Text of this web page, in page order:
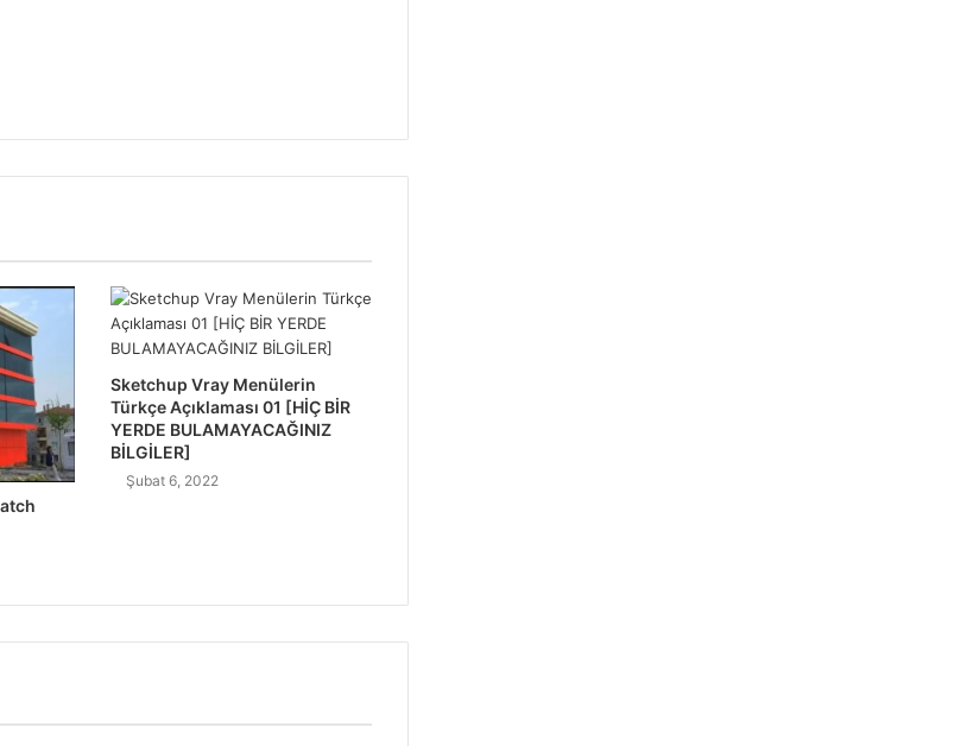
Sketchup Vray Menülerin
Türkçe Açıklaması 01 [HİÇ BİR
YERDE BULAMAYACAĞINIZ
BİLGİLER]
Şubat 6, 2022